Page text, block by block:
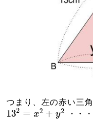
つまり、左の赤い三
132 = x2 + y2
132 =x 2 +y2
・・